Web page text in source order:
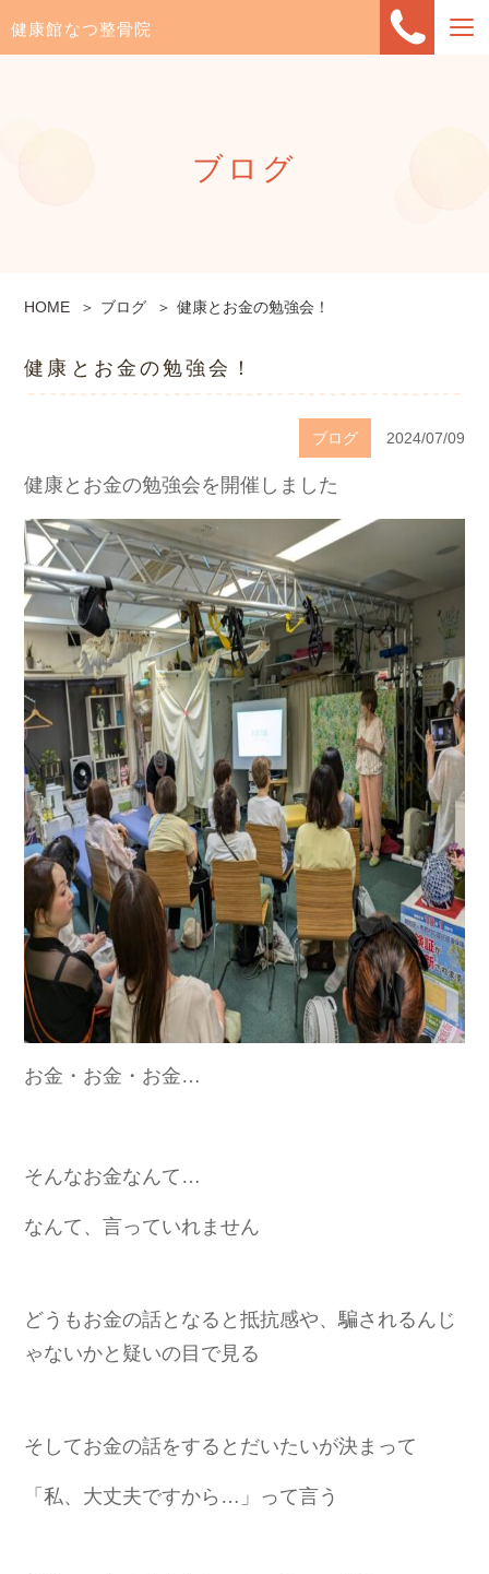
健康館なつ整骨院
ブログ
HOME ブログ 健康とお金の勉強会！
健康とお金の勉強会！
ブログ 2024/07/09
健康とお金の勉強会を開催しました
お金・お金・お金…
そんなお金なんて…
なんて、言っていれません
どうもお金の話となると抵抗感や、騙されるんじ
ゃないかと疑いの目で見る
そしてお金の話をするとだいたいが決まって
「私、大丈夫ですから…」って言う